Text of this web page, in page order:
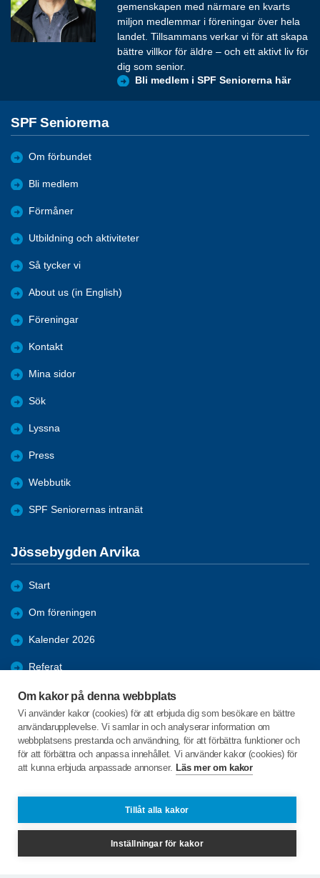
Om kakor på denna webbplats
Vi använder kakor (cookies) för att erbjuda dig som besökare en bättre
användarupplevelse. Vi samlar in och analyserar information om
webbplatsens prestanda och användning, för att förbättra funktioner och
för att förbättra och anpassa innehållet. Vi använder kakor (cookies) för
att kunna erbjuda anpassade annonser. Läs mer om kakor
Tillåt alla kakor
Inställningar för kakor
gemenskapen med närmare en kvarts
miljon medlemmar i föreningar över hela
landet. Tillsammans verkar vi för att skapa
bättre villkor för äldre – och ett aktivt liv för
dig som senior.
Bli medlem i SPF Seniorerna här
SPF Seniorerna
Om förbundet
Bli medlem
Förmåner
Utbildning och aktiviteter
Så tycker vi
About us (in English)
Föreningar
Kontakt
Mina sidor
Sök
Lyssna
Press
Webbutik
SPF Seniorernas intranät
Jössebygden Arvika
Start
Om föreningen
Kalender 2026
Referat
Bildgalleri
Bli medlem
Förmåner
jossebygdenarvika@spfseniorerna.se